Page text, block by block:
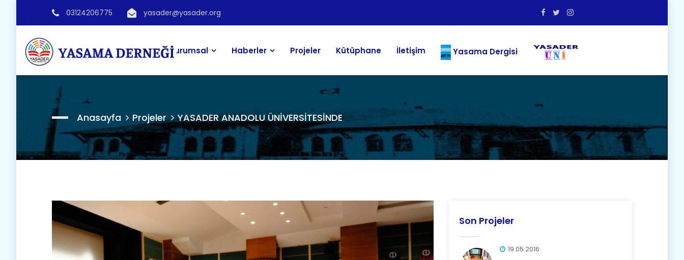
03124206775 yasader@yasader.org
Kurumsal Haberler Projeler Kütüphane İletişim Yasama Dergisi
Anasayfa Projeler YASADER ANADOLU ÜNİVERSİTESİNDE
Son Projeler
19.05.2016